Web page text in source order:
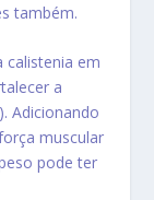
também.
calistenia em
a
). Adicionando
muscular
pode ter